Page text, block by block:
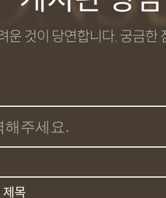
운 것이 당연합니다. 궁금한
제목